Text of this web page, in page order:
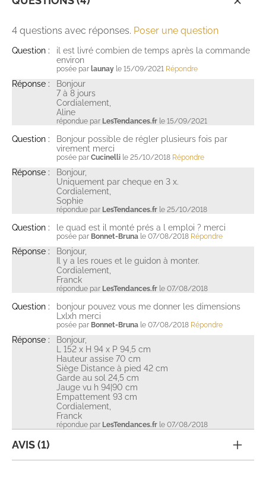
4 questions avec réponses. Poser une question
Question :
il est livré combien de temps après la commande
environ
posée par launay le 15/09/2021 Répondre
Réponse :
Bonjour
7 à 8 jours
Cordialement,
Aline
répondue par LesTendances.fr le 15/09/2021
Question :
Bonjour possible de régler plusieurs fois par
virement merci
posée par Cucinelli le 25/10/2018 Répondre
Réponse :
Bonjour,
Uniquement par cheque en 3 x.
Cordialement,
Sophie
répondue par LesTendances.fr le 25/10/2018
Question : le quad est il monté prés a l emploi ? merci
posée par Bonnet-Bruna le 07/08/2018 Répondre
Réponse :
Bonjour,
Il y a les roues et le guidon à monter.
Cordialement,
Franck
répondue par LesTendances.fr le 07/08/2018
Question :
bonjour pouvez vous me donner les dimensions
Lxlxh merci
posée par Bonnet-Bruna le 07/08/2018 Répondre
Réponse :
Bonjour,
L 152 x H 94 x P 94,5 cm
Hauteur assise 70 cm
Siège Distance à pied 42 cm
Garde au sol 24,5 cm
Jauge vu h 94|90 cm
Empattement 93 cm
Cordialement,
Franck
répondue par LesTendances.fr le 07/08/2018
AVIS (1)